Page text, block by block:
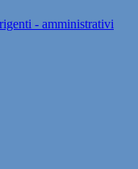
- amministrativi